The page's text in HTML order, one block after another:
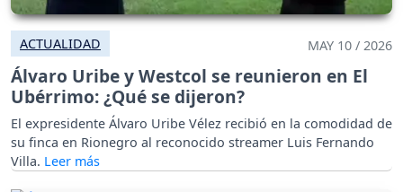
ACTUALIDAD MAY 10 / 2026
Álvaro Uribe y Westcol se reunieron en El
Ubérrimo: ¿Qué se dijeron?
El expresidente Álvaro Uribe Vélez recibió en la comodidad de
su finca en Rionegro al reconocido streamer Luis Fernando
Villa.